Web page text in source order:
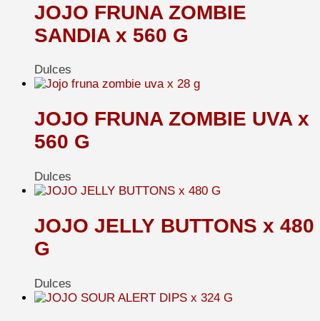
JOJO FRUNA ZOMBIE
SANDIA x 560 G
Dulces
JOJO FRUNA ZOMBIE UVA x
560 G
Dulces
JOJO JELLY BUTTONS x 480
G
Dulces